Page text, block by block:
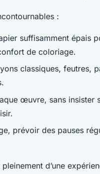
:
suffisamment épais
de coloriage.
classiques, feutres,
œuvre, sans insister
prévoir des pauses
d’une